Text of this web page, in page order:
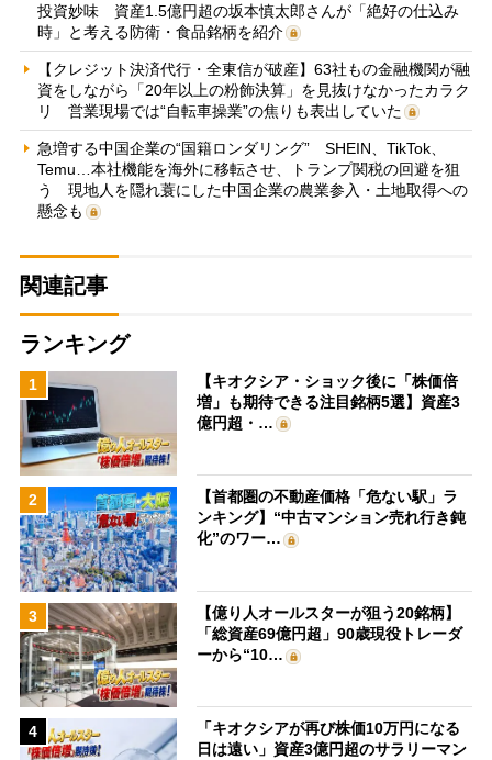
投資妙味 資産1.5億円超の坂本慎太郎さんが「絶好の仕込み
時」と考える防衛・食品銘柄を紹介
【クレジット決済代行・全東信が破産】63社もの金融機関が融
資をしながら「20年以上の粉飾決算」を見抜けなかったカラク
リ 営業現場では“自転車操業”の焦りも表出していた
急増する中国企業の“国籍ロンダリング” SHEIN、TikTok、
Temu…本社機能を海外に移転させ、トランプ関税の回避を狙
う 現地人を隠れ蓑にした中国企業の農業参入・土地取得への
懸念も
関連記事
ランキング
1
【キオクシア・ショック後に「株価倍
増」も期待できる注目銘柄5選】資産3
億円超・…
2
【首都圏の不動産価格「危ない駅」ラ
ンキング】“中古マンション売れ行き鈍
化”のワー…
3
【億り人オールスターが狙う20銘柄】
「総資産69億円超」90歳現役トレーダ
ーから“10…
4
「キオクシアが再び株価10万円になる
日は遠い」資産3億円超のサラリーマン